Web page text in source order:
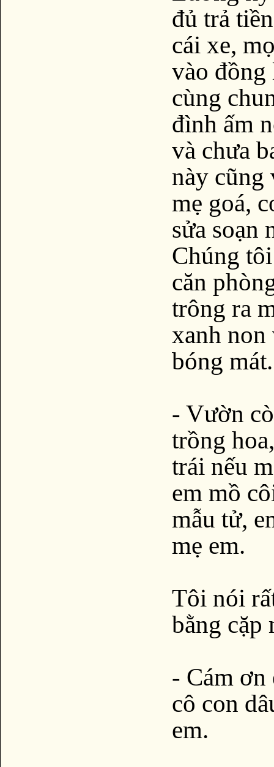
đủ trả
cái xe,
vào
cùng
đình ấm
và chưa
này cũng
mẹ goá,
sửa soạn
Chúng
căn
trông ra
xanh
bóng mát.
- Vườn
trồng
trái nếu
em mồ
mẫu tử,
mẹ em.
Tôi nói
bằng cặp
- Cám ơn
cô con
em.